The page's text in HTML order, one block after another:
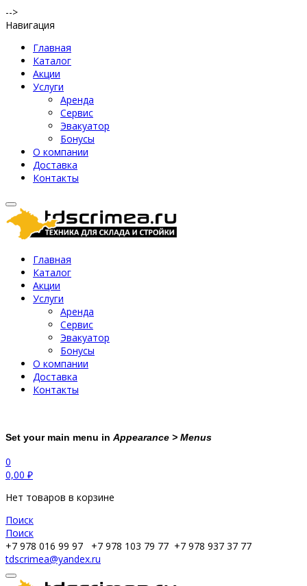
-->
Навигация
Главная
Каталог
Акции
Услуги
Аренда
Сервис
Эвакуатор
Бонусы
О компании
Доставка
Контакты
Главная
Каталог
Акции
Услуги
Аренда
Сервис
Эвакуатор
Бонусы
О компании
Доставка
Контакты
Set your main menu in Appearance > Menus
0
0,00 ₽
Нет товаров в корзине
Поиск
Поиск
+7 978 016 99 97
+7 978 103 79 77 +7 978 937 37 77
tdscrimea@yandex.ru